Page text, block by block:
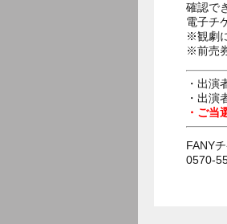
確認で
電子チ
※観劇
※前売
・出演
・出演
・ご当
FANY
0570-